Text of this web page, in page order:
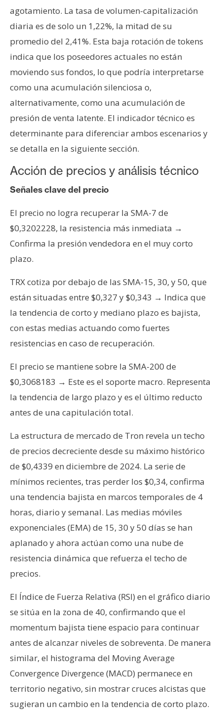
agotamiento. La tasa de volumen-capitalización
diaria es de solo un 1,22%, la mitad de su
promedio del 2,41%. Esta baja rotación de tokens
indica que los poseedores actuales no están
moviendo sus fondos, lo que podría interpretarse
como una acumulación silenciosa o,
alternativamente, como una acumulación de
presión de venta latente. El indicador técnico es
determinante para diferenciar ambos escenarios y
se detalla en la siguiente sección.
Acción de precios y análisis técnico
Señales clave del precio
El precio no logra recuperar la SMA-7 de
$0,3202228, la resistencia más inmediata →
Confirma la presión vendedora en el muy corto
plazo.
TRX cotiza por debajo de las SMA-15, 30, y 50, que
están situadas entre $0,327 y $0,343 → Indica que
la tendencia de corto y mediano plazo es bajista,
con estas medias actuando como fuertes
resistencias en caso de recuperación.
El precio se mantiene sobre la SMA-200 de
$0,3068183 → Este es el soporte macro. Representa
la tendencia de largo plazo y es el último reducto
antes de una capitulación total.
La estructura de mercado de Tron revela un techo
de precios decreciente desde su máximo histórico
de $0,4339 en diciembre de 2024. La serie de
mínimos recientes, tras perder los $0,34, confirma
una tendencia bajista en marcos temporales de 4
horas, diario y semanal. Las medias móviles
exponenciales (EMA) de 15, 30 y 50 días se han
aplanado y ahora actúan como una nube de
resistencia dinámica que refuerza el techo de
precios.
El Índice de Fuerza Relativa (RSI) en el gráfico diario
se sitúa en la zona de 40, confirmando que el
momentum bajista tiene espacio para continuar
antes de alcanzar niveles de sobreventa. De manera
similar, el histograma del Moving Average
Convergence Divergence (MACD) permanece en
territorio negativo, sin mostrar cruces alcistas que
sugieran un cambio en la tendencia de corto plazo.